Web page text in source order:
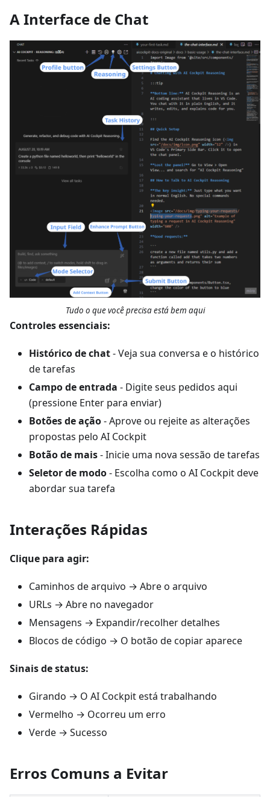
A Interface de Chat
Tudo o que você precisa está bem aqui
Controles essenciais:
Histórico de chat- Veja sua conversa e o histórico
de tarefas
Campo de entrada - Digite seus pedidos aqui
(pressione Enter para enviar)
Botões de ação- Aprove ou rejeite as alterações
propostas pelo AI Cockpit
Botão de mais- Inicie uma nova sessão de tarefas
Seletor de modo- Escolha como o AI Cockpit deve
abordar sua tarefa
Interações Rápidas
Clique para agir:
Caminhos de arquivo → Abre o arquivo
URLs → Abre no navegador
Mensagens → Expandir/recolher detalhes
Blocos de código → O botão de copiar aparece
Sinais de status:
Girando → O AI Cockpit está trabalhando
Vermelho → Ocorreu um erro
Verde → Sucesso
Erros Comuns a Evitar